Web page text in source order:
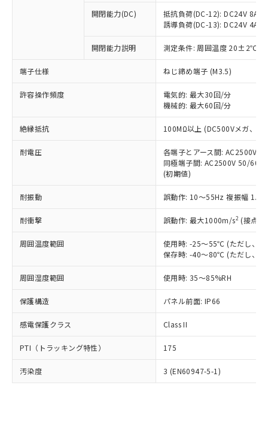
開閉能力(DC)
抵抗負荷(DC-12): DC24V 8A/
誘導負荷(DC-13): DC24V 4A/
開閉能力説明 測定条件: 周囲温度 20±2℃、
端子仕様 ねじ締め端子 (M3.5)
許容操作頻度
電気的: 最大30回/分
機械的: 最大60回/分
絶縁抵抗 100MΩ以上 (DC500Vメガ、点
耐電圧
各端子とアース間: AC2500V
同極端子間: AC2500V 50/
(初期値)
耐振動 誤動作: 10～55Hz 複振幅
耐衝撃 誤動作: 最大1000m/s2 (接点
周囲温度範囲
使用時: -25～55℃ (ただし、氷
保存時: -40～80℃ (ただし、氷
周囲湿度範囲 使用時: 35～85%RH
保護構造 パネル前面: IP66
感電保護クラス Class II
PTI（トラッキング特性） 175
汚染度 3 (EN60947-5-1)
ことをご了承ください。
在庫状況および標準価格照会結果は、
記載している更新日時点での社内デー
タに基づき作成されるものであり、閲
覧された時点での実際の在庫および標
準価格とは異なる場合があることをご
正式な納期状況および標準価格はお客
様のお取引先、またはお客様担当のオ
ムロン制御機器販売店・当社販売員に
オムロン制御機器販売店や当社販売拠
販売ネットワーク
」をご確認
在庫状況および標準価格結果を当社の
事前の承諾なく第三者に漏洩または開
示しないようお願いします。
マイパーツ機能（部品リスト作成サー
ビス）をご利用いただくには、I-Web
メンバーズにご登録されている必要が
お客様が当ウェブサイト上で当社にご
登録された部品リストについて、当社
および当社の共同利用者が、当社の製
品・サービスに関するお客様との取
引・商談に必要な範囲で利用すること
※当社の共同利用者とは、"個人情報
の「1.共同利
用者の範囲」に記載されている法人を
いたものが、含有品と判明した場合などや
むを得ず変更することがあります。
*EU RoHS指令（10物質）：
鉛(Pb) 1000ppm以下、 水銀(Hg) 1000ppm以下、 カド
六価クロム(Cr(Ⅵ)) 1000ppm以下、ポリ臭化ビフェニル
類(PBB) 1000ppm以下、ポリ臭化ジフェニルエーテル類
(PBDE) 1000ppm以下、フタル酸ビス(2-エチルヘキシ
ル) (DEHP)(別名：DOP) 1000ppm以下、フタル酸ブチ
ルベンジル（BBP） 1000ppm以下、フタル酸ジブチル
（DBP） 1000ppm以下、フタル酸ジイソブチル
(DIBP) 1000ppm以下
但し、RoHS指令で産業用監視および制御機器に対する
フタル酸エステル類の４物質については閾値を超える意
図的な使用がないことを確認しています。
部品在庫の切り替え状況などにより、予定
月が前後することがあります。
※3 非含有証明書ダウンロード
下記の非含有証明書をダウンロードするこ
とができます。
EU RoHS指令（10物質）の非含有証明書
51物質の非含有証明書（当社基準）
※本証明書は発行日時点で非含有を証明す
るもので、過去に遡って非含有を証明する
基準値を超えていることを示します。
「－」：未確認です。当社販売部門へお問
ム) : 100ppm、
Cr(Ⅵ)(六価クロム) : 1000ppm、 PBBs(ポリ臭化ビフェ
ニル類) : 1000ppm、 PBDEs(ポリ臭化ジフェニルエーテ
ル類) : 1000ppm、
DBP(フタル酸ジブチル) : 1000ppm、 DIBP(フタル酸ジ
イソブチル) : 1000ppm、 BBP(フタル酸ブチルベンジ
ル) : 1000ppm、
DEHP(フタル酸ビス(2-エチルヘキシル)) : 1000ppm
「ｅ」：有害物質（10物質）のすべてが基
準値以下であることを示します。
「10」：通常の使用状況下において有害物
質が外部に漏えいし、環境に深刻な影響を
及ぼさない年数を意味します。
「－」：未確認です。当社販売部門へお問
い合わせください。
当社は、これら貴社製品のうち、外国
為替および外国貿易法に定める商品
（以下｢規制貨物等」という）を輸出
または国外への提供する場合は、日本
国政府の輸出許可(または役務取引許
可)を取得するなどの必要な手続きを
当社は規制貨物を破棄する場合は、完
全に破砕するなど、違法に輸出されな
いよう必要な手段を講じます。
当社は貴社製品を、核兵器、ミサイ
ル、化学兵器、生物兵器またはその他
武器並びにこれらの製造装置等に一切
当社は、貴社製品を第三者に販売する
場合は、上記1、2および3の内容を当
該第三者に通知します。また当社は、
販売先および販売に係わる関係者が違
法に輸出するおそれがある場合は、取
り引きをいたしません。
キャンセル
説明
○ 一定数以上の在庫あり
一定数には満たないが在庫あり
在庫なし(最新の在庫状況につ
いては、お客様のお取引先、ま
たはお客様担当のオムロン制御
機器販売店・当社販売員にご確
白
受注生産機種、また在庫状況の
情報を公開していない機種